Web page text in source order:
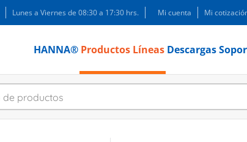
Lunes a Viernes de 08:30 a 17:30 hrs. Mi cuenta Mi
HANNA® Productos Líneas Descargas